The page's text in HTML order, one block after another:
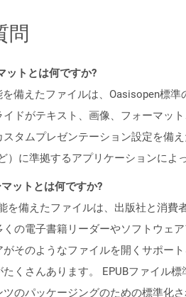
問
ットとは何ですか?
備えたファイルは、Oasisopen標
イドがテキスト、画像、フォーマッ
スタムプレゼンテーション設定を備
）に準拠するアプリケーションによ
ットとは何ですか?
を備えたファイルは、出版社と消
くの電子書籍リーダーやソフトウェ
がそのようなファイルを開くサポー
たくさんあります。 EPUBファイル
ツのパッケージングのための標準化